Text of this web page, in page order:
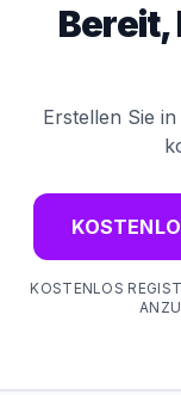
Bereit,
Erstellen Sie
KOSTENLOS